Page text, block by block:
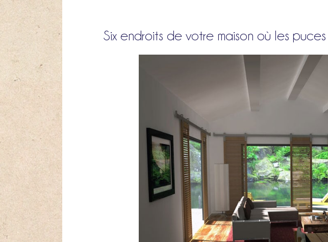
Six endroits de votre maison où les